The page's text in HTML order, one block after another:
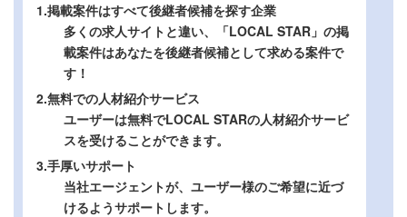
1.掲載案件はすべて後継者候補を探す企業
多くの求人サイトと違い、「LOCAL STAR」の掲
載案件はあなたを後継者候補として求める案件で
す！
2.無料での人材紹介サービス
ユーザーは無料でLOCAL STARの人材紹介サービ
スを受けることができます。
3.手厚いサポート
当社エージェントが、ユーザー様のご希望に近づ
けるようサポートします。